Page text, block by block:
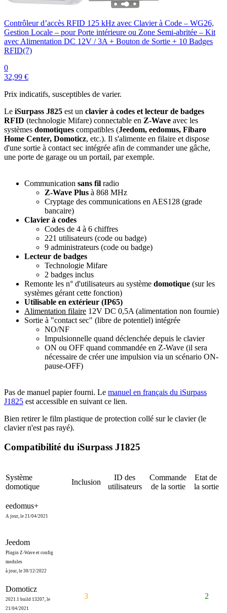
Contrôleur d’accès RFID 125 kHz avec Clavier à Code – WG26,
Gestion Locale – pour Porte intérieure ou Zone Semi-abritée – Kit
avec Alimentation DC 12V / 3A + Bouton de Sortie + 10 Badges
RFID(7)
0
32,99 €
Prix indicatifs, susceptibles de varier.
Le iSurpass J825 est un clavier à codes et lecteur de badges
RFID (technologie Mifare) connectable en Z-Wave avec les
systèmes domotiques compatibles (Jeedom, eedomus, Fibaro
Home Center, Domoticz, etc.). Il s'alimente en filaire et dispose
d'une sortie à contact sec intégrée afin de commander une gâche,
une porte de garage ou un portail, par exemple.
Communication sans fil radio
Z-Wave Plus à 868 MHz
Cryptage des communications en AES128 (grade
bancaire)
Clavier à codes
Codes de 4 à 6 chiffres
221 utilisateurs (code ou badge)
9 administrateurs (code ou badge)
Lecteur de badges
Technologie Mifare
2 badges inclus
Remonte les n° d'utilisateurs au système domotique (sur les
systèmes gérant cette fonction)
Utilisable en extérieur (IP65)
Alimentation filaire 12V DC 0,5A (alimentation non fournie)
Sortie à "contact sec" (libre de potentiel) intégrée
NO/NF
Impulsionnelle quand déclenchée depuis le clavier
ON ou OFF quand commandée en Z-Wave (il sera
nécessaire de créer une impulsion via un scénario ON-
pause-OFF)
Pas de manuel papier fourni. Le manuel en français du iSurpass
J1825 est accessible en suivant ce lien.
Bien retirer le film plastique de protection collé sur le clavier (le
clavier n'est pas rayé).
Compatibilité du iSurpass J1825
Système
domotique
Inclusion
ID des
utilisateurs
Commande
de la sortie
Etat de
la sortie
eedomus+
A jour, le 21/04/2021
Jeedom
Plugin Z-Wave et config
modules
à jour, le 30/12/2022
Domoticz
2021.1 build 13207, le
21/04/2021
3 2